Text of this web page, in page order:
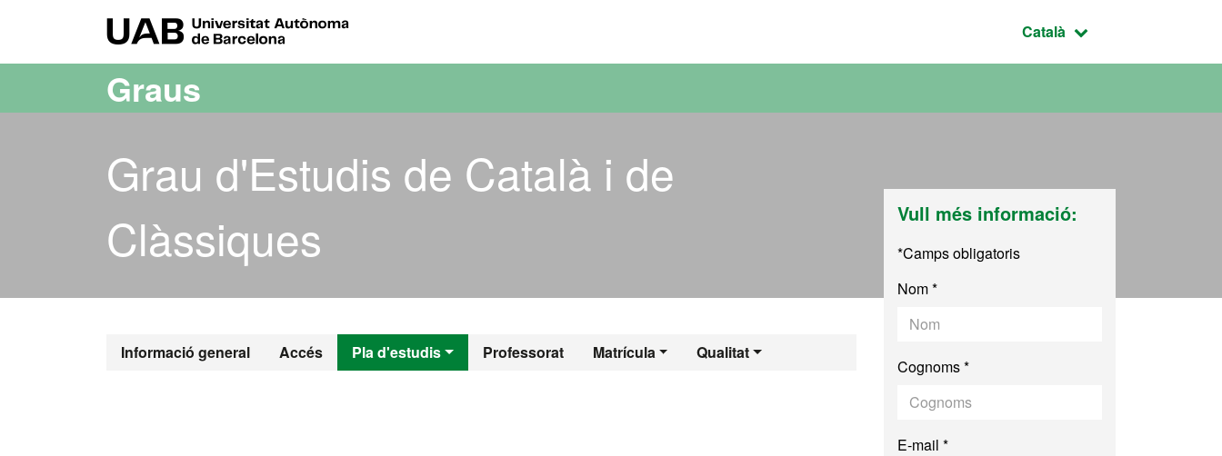
Idioma seleccionat:
Català
Graus
Grau d'Estudis de Català i de
Clàssiques
Informació general Accés Pla d'estudis Professorat Matrícula Qualitat
Grau d'Estudis de Català i de Clàssiques
Vull més informació:
*Camps obligatoris
Nom *
Cognoms *
E-mail *